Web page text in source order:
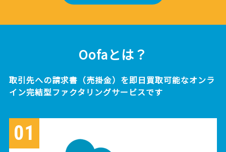
Oofaとは？
取引先への請求書（売掛金）を即日買取可能なオンラ
イン完結型ファクタリングサービスです
01